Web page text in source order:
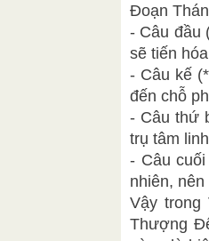
Ðoạn
- Câu đầu
sẽ tiến
- Câu kế
đến chỗ
- Câu thứ
trụ tâm
- Câu
nhiên,
Vậy trong
Thượng